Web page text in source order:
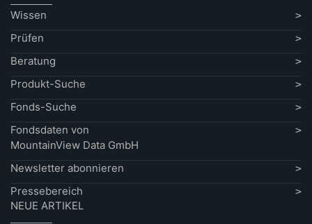
Wissen
Prüfen
Beratung
Produkt-Suche
Fonds-Suche
Fondsdaten von
MountainView Data GmbH
Newsletter abonnieren
Pressebereich
NEUE ARTIKEL